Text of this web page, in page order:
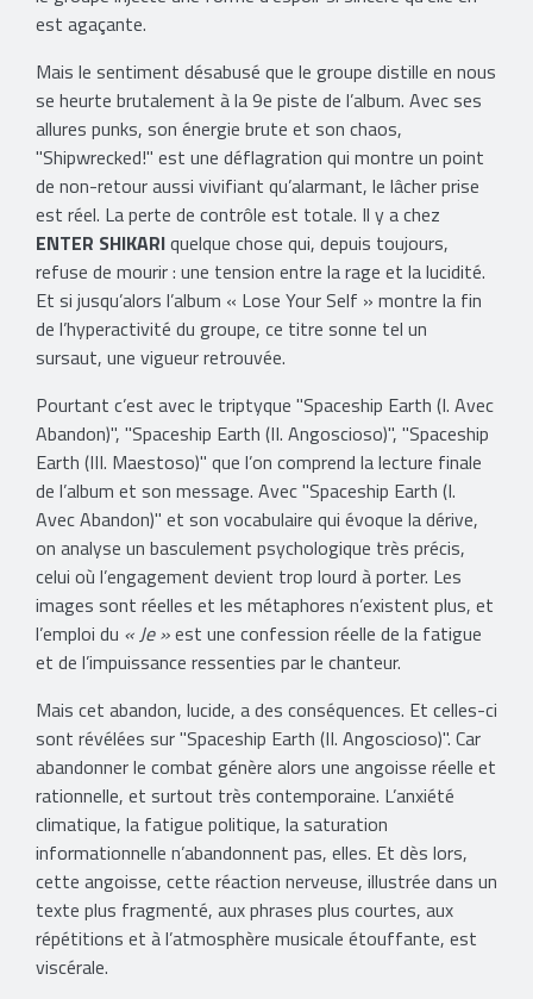
est agaçante.
Mais le sentiment désabusé que le groupe distille en nous
se heurte brutalement à la 9e piste de l’album. Avec ses
allures punks, son énergie brute et son chaos,
"Shipwrecked!" est une déflagration qui montre un point
de non-retour aussi vivifiant qu’alarmant, le lâcher prise
est réel. La perte de contrôle est totale. Il y a chez
ENTER SHIKARIquelque chose qui, depuis toujours,
refuse de mourir : une tension entre la rage et la lucidité.
Et si jusqu’alors l’album « Lose Your Self » montre la fin
de l’hyperactivité du groupe, ce titre sonne tel un
sursaut, une vigueur retrouvée.
Pourtant c’est avec le triptyque "Spaceship Earth (I. Avec
Abandon)", "Spaceship Earth (II. Angoscioso)", "Spaceship
Earth (III. Maestoso)" que l’on comprend la lecture finale
de l’album et son message. Avec "Spaceship Earth (I.
Avec Abandon)" et son vocabulaire qui évoque la dérive,
on analyse un basculement psychologique très précis,
celui où l’engagement devient trop lourd à porter. Les
images sont réelles et les métaphores n’existent plus, et
l’emploi du « Je »est une confession réelle de la fatigue
et de l’impuissance ressenties par le chanteur.
Mais cet abandon, lucide, a des conséquences. Et celles-ci
sont révélées sur "Spaceship Earth (II. Angoscioso)". Car
abandonner le combat génère alors une angoisse réelle et
rationnelle, et surtout très contemporaine. L’anxiété
climatique, la fatigue politique, la saturation
informationnelle n’abandonnent pas, elles. Et dès lors,
cette angoisse, cette réaction nerveuse, illustrée dans un
texte plus fragmenté, aux phrases plus courtes, aux
répétitions et à l’atmosphère musicale étouffante, est
viscérale.